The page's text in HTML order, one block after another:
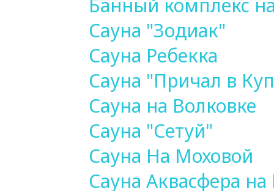
Банный комплекс
Сауна "Зодиак"
Сауна Ребекка
Сауна "Причал в
Сауна на Волковке
Сауна "Сетуй"
Сауна На Моховой
Сауна Аквасфера